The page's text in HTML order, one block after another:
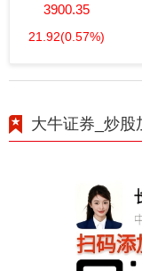
3900.35
21.92(0.57%)
大牛证券_炒股